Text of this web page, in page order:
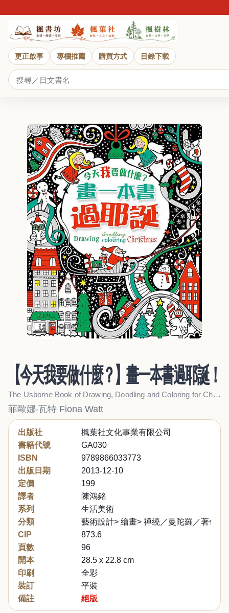
更正啟事 專欄推薦 購買方式 目錄下載
【今天我要做什麼？】畫一本書過耶誕！
The Usborne Book of Drawing, Doodling and Coloring for Christmas
菲歐娜‧瓦特 Fiona Watt
出版社
楓葉社文化事業有限公司
書籍代號
GA030
ISBN
9789866033773
出版日期
2013-12-10
定價
199
譯者
陳鴻銘
系列
生活美術
分類
藝術設計> 繪畫> 禪繞／曼陀羅／著色
CIP
873.6
頁數
96
開本
28.5 x 22.8 cm
印刷
全彩
裝訂
平裝
備註
絕版